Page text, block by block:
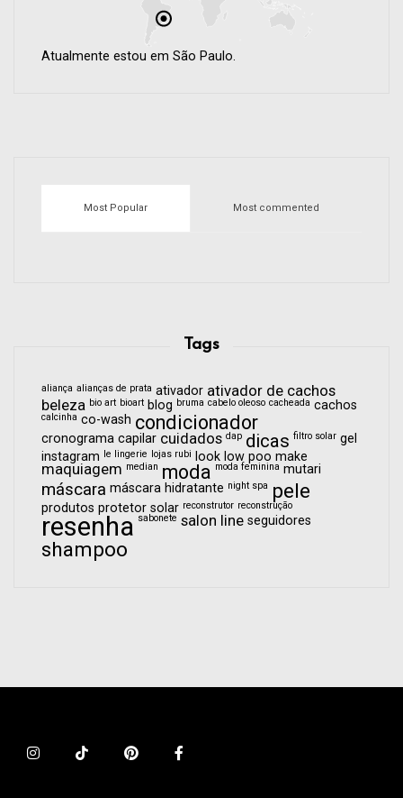
Atualmente estou em São Paulo.
Most Popular Most commented
Tags
aliança alianças de prata ativador ativador de cachos
beleza bio art bioart blog bruma cabelo oleoso cacheada cachos
calcinha co-wash condicionador
cronograma capilar cuidados dap dicas filtro solar gel
instagram
le lingerie lojas rubi look low poo make
maquiagem median moda moda feminina mutari
máscara máscara hidratante night spa pele
produtos protetor solar reconstrutor reconstrução
resenha sabonete salon line seguidores
shampoo